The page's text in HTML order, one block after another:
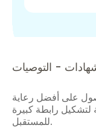
- التوصيات
على أفضل رعاية
لتشكيل رابطة كبيرة
للمستقبل.